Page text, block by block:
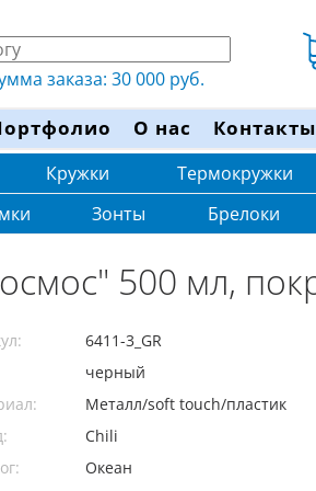
заказа: 30 000 руб.
О нас Контакты
Кружки Термокружки
Зонты Брелоки
500 мл,
6411-3_GR
черный
Металл/soft touch/пластик
Chili
Океан